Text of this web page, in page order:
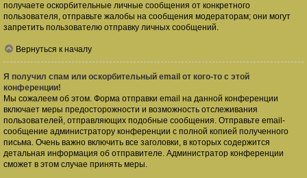
получаете оскорбительные личные сообщения от конкретного
пользователя, отправьте жалобы на сообщения модераторам; они могут
запретить пользователю отправку личных сообщений.
Вернуться к началу
Я получил спам или оскорбительный email от кого-то с этой
конференции!
Мы сожалеем об этом. Форма отправки email на данной конференции
включает меры предосторожности и возможность отслеживания
пользователей, отправляющих подобные сообщения. Отправьте email-
сообщение администратору конференции с полной копией полученного
письма. Очень важно включить все заголовки, в которых содержится
детальная информация об отправителе. Администратор конференции
сможет в этом случае принять меры.